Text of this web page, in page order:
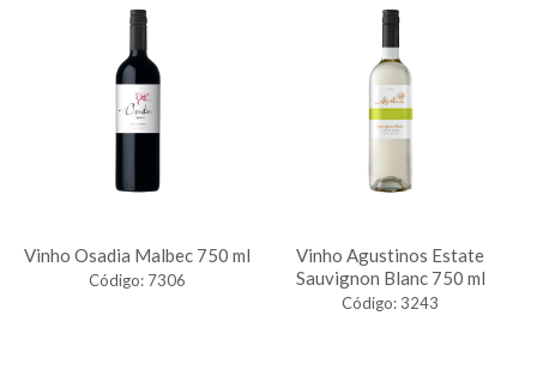
Vinho Osadia Malbec 750 ml
Código: 7306
Vinho Agustinos Estate
Sauvignon Blanc 750 ml
Código: 3243